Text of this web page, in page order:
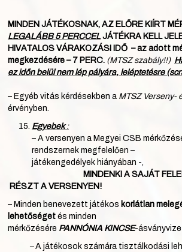
MINDEN JÁTÉKOSNAK, AZ ELŐRE KIÍRT
LEGALÁBB 5 PERCCELJÁTÉKRA KELL
HIVATALOS VÁRAKOZÁSI IDŐ – az adott
megkezdésére – 7 PERC. (MTSZ szabály!!)
ez időn belül nem lép pályára, leléptetésre
– Egyéb vitás kérdésekben a MTSZ Verseny-
érvényben.
Egyebek:
– A versenyen a Megyei CSB
rendszernek megfelelően –
játékengedélyek hiányában -,
MINDENKI A SAJÁT
RÉSZT A VERSENYEN!
– Minden benevezett játékos korlátlan
lehetőséget és minden
mérkőzésére PANNÓNIA KINCSE-
–A játékosok számára tisztálkodási